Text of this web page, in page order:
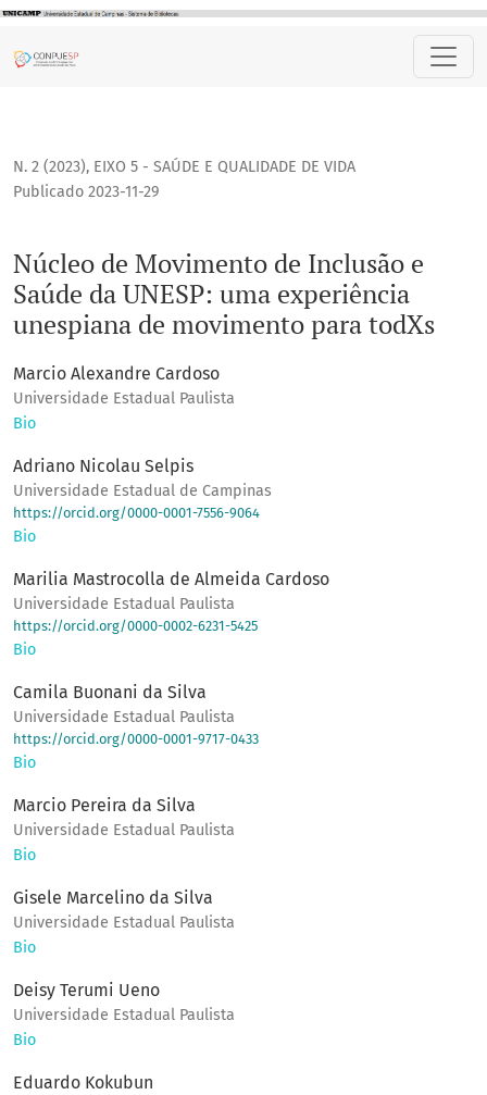
Núcleo de Movimento de Inclusão e Saúde da UNESP:
N. 2 (2023), EIXO 5 - SAÚDE E QUALIDADE DE VIDA
Núcleo de Movimento de Inclusão e
Saúde da UNESP: uma experiência
unespiana de movimento para todXs
Publicado 2023-11-29
Marcio Alexandre Cardoso
Universidade Estadual Paulista
Bio
Adriano Nicolau Selpis
Universidade Estadual de Campinas
https://orcid.org/0000-0001-7556-9064
Bio
Marilia Mastrocolla de Almeida Cardoso
Universidade Estadual Paulista
https://orcid.org/0000-0002-6231-5425
Bio
Camila Buonani da Silva
Universidade Estadual Paulista
https://orcid.org/0000-0001-9717-0433
Bio
Marcio Pereira da Silva
Universidade Estadual Paulista
Bio
Gisele Marcelino da Silva
Universidade Estadual Paulista
Bio
Deisy Terumi Ueno
Universidade Estadual Paulista
Bio
Eduardo Kokubun